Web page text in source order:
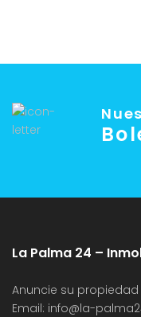
La Palma 24 –
Anuncie su propiedad
Email: info@la-